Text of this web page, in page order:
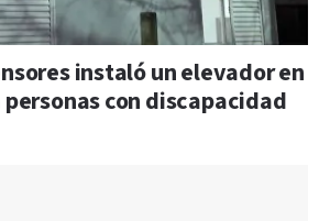
instaló un elevador en
con discapacidad